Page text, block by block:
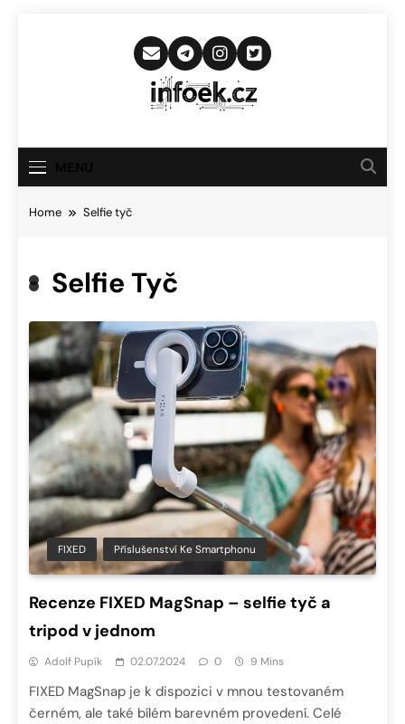
Infoek.cz
Novinkám
Home Selfie tyč
Selfie Tyč
FIXED Příslušenství Ke Smartphonu
Recenze FIXED MagSnap – selfie tyč a
tripod v jednom
Adolf Pupík 02.07.2024 0 9 Mins
FIXED MagSnap je k dispozici v mnou testovaném
černém, ale také bílém barevném provedení. Celé